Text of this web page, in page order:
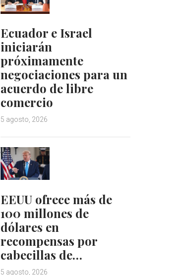
Ecuador e Israel
iniciarán
próximamente
negociaciones para un
acuerdo de libre
comercio
5 agosto, 2026
EEUU ofrece más de
100 millones de
dólares en
recompensas por
cabecillas de…
5 agosto, 2026